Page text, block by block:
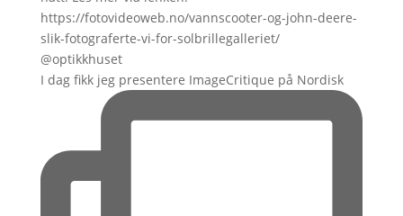
I dag fikk jeg presentere ImageCritique på Nordisk